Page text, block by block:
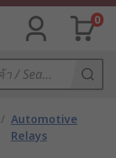
0
/ Automotive
Relays